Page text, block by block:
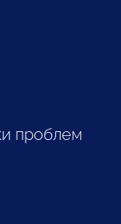
проблем